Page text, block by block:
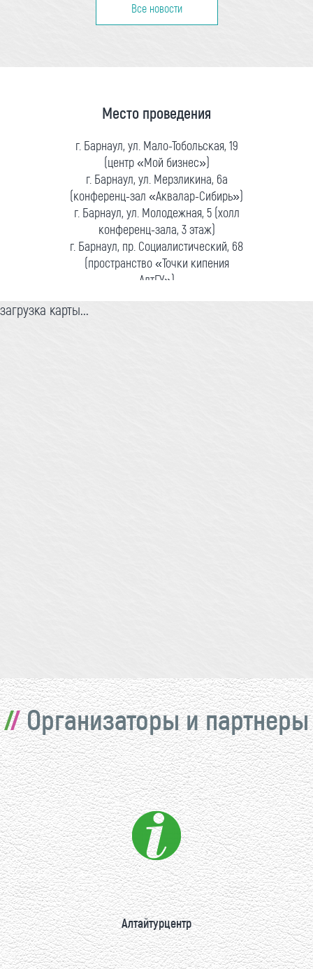
Все новости
Место проведения
г. Барнаул, ул. Мало-Тобольская, 19
(центр «Мой бизнес»)
г. Барнаул, ул. Мерзликина, 6а
(конференц-зал «Аквалар-Сибирь»)
г. Барнаул, ул. Молодежная, 5 (холл
конференц-зала, 3 этаж)
г. Барнаул, пр. Социалистический, 68
(пространство «Точки кипения
АлтГУ»)
загрузка карты...
Организаторы и партнеры
Алтайтурцентр